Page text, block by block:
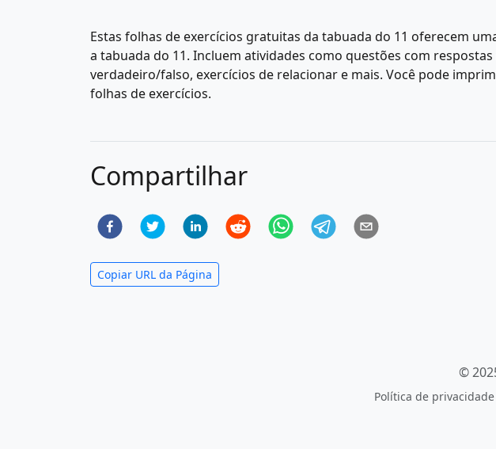
Estas folhas de exercícios gratuitas da tabuada do 11 oferecem
a tabuada do 11. Incluem atividades como questões com
verdadeiro/falso, exercícios de relacionar e mais. Você pode
folhas de exercícios.
Compartilhar
Copiar URL da Página
©
Política de privacidade